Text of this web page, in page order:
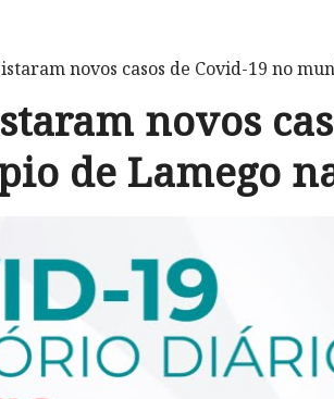
novos casos de Covid-19 no
novos
de Lamego